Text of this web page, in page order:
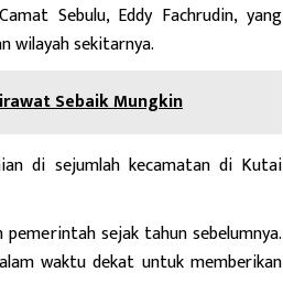
Sebulu, Eddy Fachrudin, yang
wilayah sekitarnya.
Sebaik Mungkin
di sejumlah kecamatan di Kutai
sejak tahun sebelumnya.
waktu dekat untuk memberikan